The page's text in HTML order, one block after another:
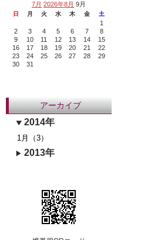
7月 2026年8月 9月
日 月 火 水 木 金 土
1
2
3 4 5 6 7
8
9
10 11 12 13 14
15
16
17 18 19 20 21
22
23
24 25 26 27 28
29
30
31
アーカイブ
2014年
1月（3）
2013年